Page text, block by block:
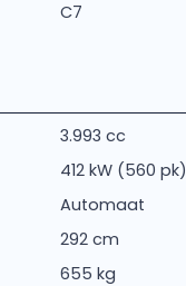
C7
3.993 cc
412 kW (560 pk)
Automaat
292 cm
655 kg